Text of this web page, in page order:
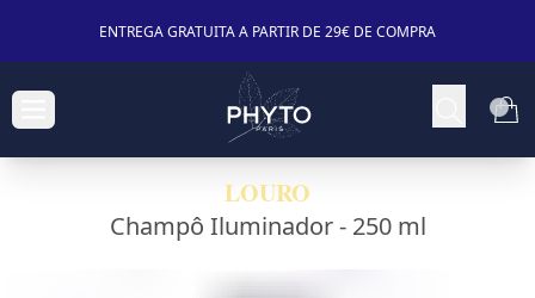
ENTREGA GRATUITA A PARTIR DE 29€ DE COMPRA
LOURO
Champô Iluminador - 250 ml